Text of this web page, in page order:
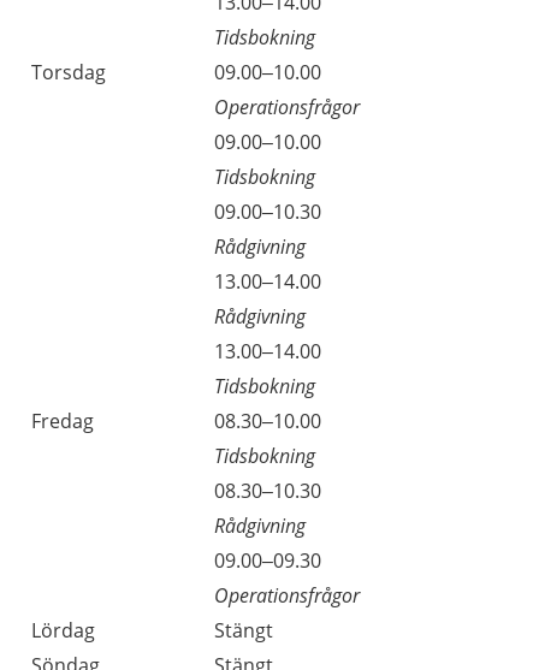
Tidsbokning
Torsdag
09.00–10.00
Operationsfrågor
09.00–10.00
Tidsbokning
09.00–10.30
Rådgivning
13.00–14.00
Rådgivning
13.00–14.00
Tidsbokning
Fredag
08.30–10.00
Tidsbokning
08.30–10.30
Rådgivning
09.00–09.30
Operationsfrågor
Lördag
Stängt